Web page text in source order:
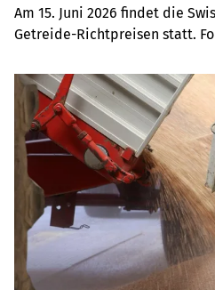
Am 15. Juni 2026 findet die
Getreide-Richtpreisen statt.
Raum, den Richtpreis um 8 bis
von 60 Fr./dt auf 50 Fr. für
Empörung ist gross, auch
Getreideproduzentenverband
äussert.